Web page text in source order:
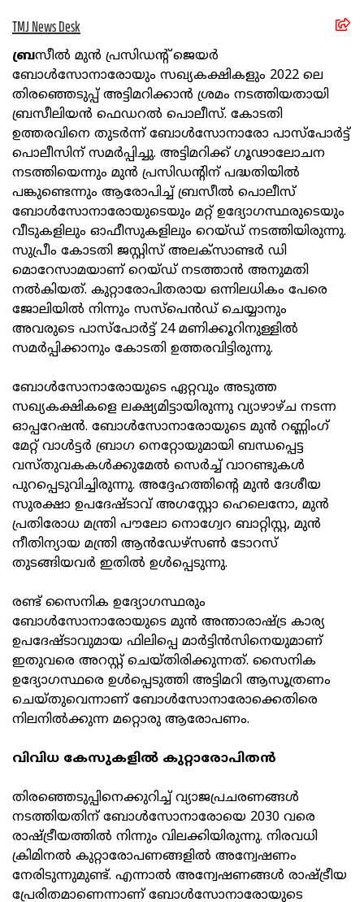
TMJ News Desk
ബ്രസീല്‍ മുന്‍ പ്രസിഡന്റ് ജെയര്‍
ബോള്‍സോനാരോയും സഖ്യകക്ഷികളും 2022 ലെ
തിരഞ്ഞെടുപ്പ് അട്ടിമറിക്കാന്‍ ശ്രമം നടത്തിയതായി
ബ്രസീലിയന്‍ ഫെഡറല്‍ പൊലീസ്. കോടതി
ഉത്തരവിനെ തുടര്‍ന്ന് ബോള്‍സോനാരോ പാസ്‌പോര്‍ട്ട്
പൊലീസിന് സമര്‍പ്പിച്ചു. അട്ടിമറിക്ക് ഗൂഢാലോചന
നടത്തിയെന്നും മുന്‍ പ്രസിഡന്റിന് പദ്ധതിയില്‍
പങ്കുണ്ടെന്നും ആരോപിച്ച് ബ്രസീല്‍ പൊലീസ്
ബോള്‍സോനാരോയുടെയും മറ്റ് ഉദ്യോഗസ്ഥരുടെയും
വീടുകളിലും ഓഫീസുകളിലും റെയ്ഡ് നടത്തിയിരുന്നു.
സുപ്രീം കോടതി ജസ്റ്റിസ് അലക്‌സാണ്ടര്‍ ഡി
മൊറേസാമയാണ് റെയ്ഡ് നടത്താന്‍ അനുമതി
നല്‍കിയത്. കുറ്റാരോപിതരായ ഒന്നിലധികം പേരെ
ജോലിയില്‍ നിന്നും സസ്‌പെന്‍ഡ് ചെയ്യാനും
അവരുടെ പാസ്‌പോര്‍ട്ട് 24 മണിക്കൂറിനുള്ളില്‍
സമര്‍പ്പിക്കാനും കോടതി ഉത്തരവിട്ടിരുന്നു.
ബോള്‍സോനാരോയുടെ ഏറ്റവും അടുത്ത
സഖ്യകക്ഷികളെ ലക്ഷ്യമിട്ടായിരുന്നു വ്യാഴാഴ്ച നടന്ന
ഓപ്പറേഷന്‍. ബോള്‍സോനാരോയുടെ മുന്‍ റണ്ണിംഗ്
മേറ്റ് വാള്‍ട്ടര്‍ ബ്രാഗ നെറ്റോയുമായി ബന്ധപ്പെട്ട
വസ്തുവകകള്‍ക്കുമേല്‍ സെര്‍ച്ച് വാറണ്ടുകള്‍
പുറപ്പെടുവിച്ചിരുന്നു. അദ്ദേഹത്തിന്റെ മുന്‍ ദേശീയ
സുരക്ഷാ ഉപദേഷ്ടാവ് അഗസ്റ്റോ ഹെലെനോ, മുന്‍
പ്രതിരോധ മന്ത്രി പൗലോ നൊഗ്വേറ ബാറ്റിസ്റ്റ, മുന്‍
നീതിന്യായ മന്ത്രി ആന്‍ഡേഴ്‌സണ്‍ ടോറസ്
തുടങ്ങിയവര്‍ ഇതില്‍ ഉള്‍പ്പെടുന്നു.
രണ്ട് സൈനിക ഉദ്യോഗസ്ഥരും
ബോള്‍സോനാരോയുടെ മുന്‍ അന്താരാഷ്ട്ര കാര്യ
ഉപദേഷ്ടാവുമായ ഫിലിപ്പെ മാര്‍ട്ടിന്‍സിനെയുമാണ്
ഇതുവരെ അറസ്റ്റ് ചെയ്തിരിക്കുന്നത്. സൈനിക
ഉദ്യോഗസ്ഥരെ ഉള്‍പ്പെടുത്തി അട്ടിമറി ആസൂത്രണം
ചെയ്തുവെന്നാണ് ബോള്‍സോനാരോക്കെതിരെ
നിലനില്‍ക്കുന്ന മറ്റൊരു ആരോപണം.
വിവിധ കേസുകളില്‍ കുറ്റാരോപിതന്‍
തിരഞ്ഞെടുപ്പിനെക്കുറിച്ച് വ്യാജപ്രചരണങ്ങള്‍
നടത്തിയതിന് ബോള്‍സോനാരോയെ 2030 വരെ
രാഷ്ട്രീയത്തില്‍ നിന്നും വിലക്കിയിരുന്നു. നിരവധി
ക്രിമിനല്‍ കുറ്റാരോപണങ്ങളില്‍ അന്വേഷണം
നേരിടുന്നുമുണ്ട്. എന്നാല്‍ അന്വേഷണങ്ങള്‍ രാഷ്ട്രീയ
പ്രേരിതമാണെന്നാണ് ബോള്‍സോനാരോയുടെ